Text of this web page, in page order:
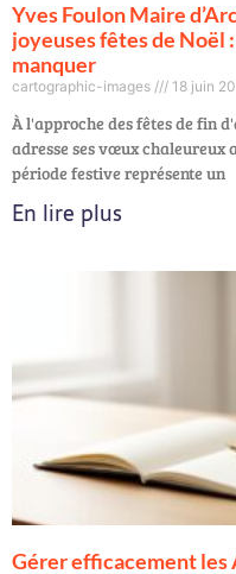
Yves Foulon Maire
joyeuses fêtes de Noël
manquer
cartographic-images 18 juin
À l'approche des fêtes de fin
adresse ses vœux chaleureux
période festive représente un
En lire plus
Gérer efficacement les